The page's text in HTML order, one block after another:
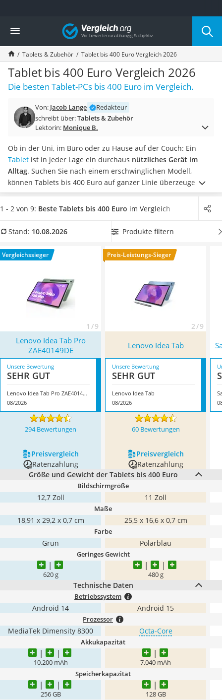
Die beliebtesten Vergleiche nach Kategorie
Elektronik
Powerstation
Monitor 32 Zoll 4K
Fernseher
Drucker
Desktop-PC
Diascanner
Laser-Multifunktionsdrucker
Powerstation mit Solarpanel
Gaming-PC
Soundbar
17-Zoll-Laptop
Satellitenschüssel
Gaming-Headset
Tablets unter 200 Euro
Lichtwecker
Acer Aspire
Vergleich
Tablets & Zubehör Tablet bis 400 Euro Vergleich 2026
Tablet bis 400 Euro Vergleich 2026
Die besten Tablet-PCs bis 400 Euro im Vergleich.
Von: Jacob Lange
Redakteur
schreibt über:Tablets & Zubehör
Lektorin: Monique B.
Ob in der Uni, im Büro oder zu Hause auf der Couch: Ein
Tablet ist in jeder Lage ein durchaus nützliches Gerät im
Alltag. Suchen Sie nach einem erschwinglichen Modell,
können Tablets bis 400 Euro auf ganzer Linie überzeugen.
Diese gibt es laut gängigen Online-Tests mit verschiedenen
Ausstattungen und in diversen Formaten. Wählen Sie jetzt
besonders geringen Gewicht
, um beim Transport des Gerätes
im August 2026 besonders das ModellLenovo Idea Tab Pro
ZAE40149DE* mit seinen Eigenschaften.
1 - 2 von 9: Beste Tablets bis 400 Euro im Vergleich
Stand: 10.08.2026 Produkte filtern
Vergleichssieger
1 / 9
Preis-Leistungs-Sieger
2 / 9
Lenovo Idea Tab Pro
ZAE40149DE
Lenovo Idea Tab
Unsere Bewertung
SEHR GUT
Lenovo Idea Tab Pro ZAE40149DE
08/2026
Unsere Bewertung
SEHR GUT
Lenovo Idea Tab
08/2026
294 Bewertungen 60 Bewertungen
Preis­vergleich
Preis­vergleich
Ratenzahlung
Ratenzahlung
Größe und Gewicht der Tablets bis 400 Euro
Bildschirmgröße
12,7 Zoll 11 Zoll
Maße
18,91 x 29,2 x 0,7 cm 25,5 x 16,6 x 0,7 cm
Farbe
Grün Polarblau
Geringes Gewicht
620 g 480 g
Technische Daten
Betriebssystem
Android 14 Android 15
Prozessor
MediaTek Dimensity 8300 Octa-Core
Akkukapazität
10.200 mAh 7.040 mAh
Speicherkapazität
256 GB 128 GB